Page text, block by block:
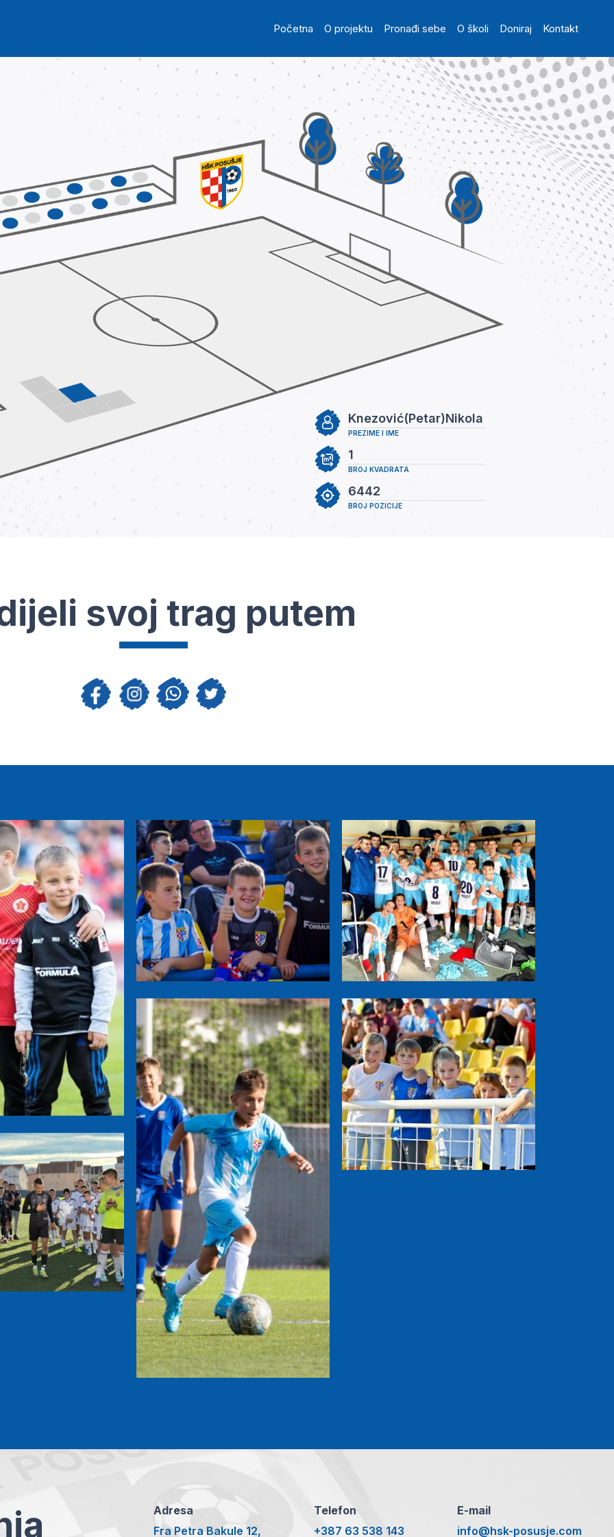
Main navigation
Početna O projektu Pronađi sebe O školi Doniraj Kontakt
PREZIME I IME
Knezović(Petar)Nikola
BROJ KVADRATA
1
BROJ POZICIJE
6442
svoj trag putem
Adresa
Fra Petra Bakule 12,
Telefon
+387 63 538 143
E-mail
info@hsk-posusje.com